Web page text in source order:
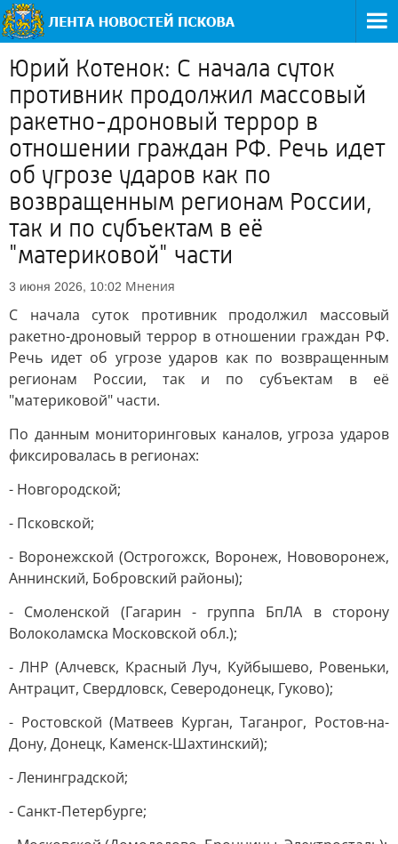
Юрий Котенок: С начала суток
противник продолжил массовый
ракетно-дроновый террор в
отношении граждан РФ. Речь идет
об угрозе ударов как по
возвращенным регионам России,
так и по субъектам в её
"материковой" части
3 июня 2026, 10:02 Мнения
С начала суток противник продолжил массовый
ракетно-дроновый террор в отношении граждан РФ.
Речь идет об угрозе ударов как по возвращенным
регионам России, так и по субъектам в её
"материковой" части.
По данным мониторинговых каналов, угроза ударов
фиксировалась в регионах:
- Новгородской;
- Псковской;
- Воронежской (Острогожск, Воронеж, Нововоронеж,
Аннинский, Бобровский районы);
- Смоленской (Гагарин - группа БпЛА в сторону
Волоколамска Московской обл.);
- ЛНР (Алчевск, Красный Луч, Куйбышево, Ровеньки,
Антрацит, Свердловск, Северодонецк, Гуково);
- Ростовской (Матвеев Курган, Таганрог, Ростов-на-
Дону, Донецк, Каменск-Шахтинский);
- Ленинградской;
- Санкт-Петербурге;